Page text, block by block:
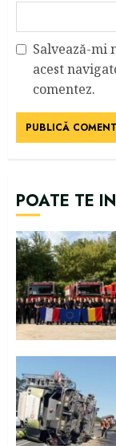
Salvează-mi
acest
comentez.
POATE TE